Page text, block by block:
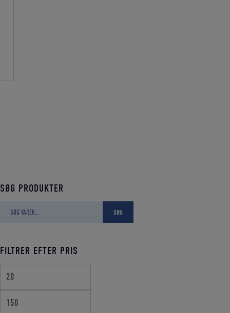
SØG PRODUKTER
efter:
SØG
FILTRER EFTER PRIS
pris